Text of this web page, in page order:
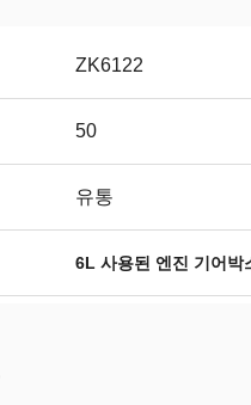
ZK6122
50
유통
6L 사용된 엔진 기어박